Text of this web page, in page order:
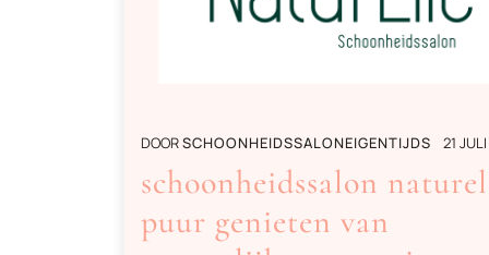
DOORSCHOONHEIDSSALONEIGENTIJDS 21
schoonheidssalon
puur genieten van